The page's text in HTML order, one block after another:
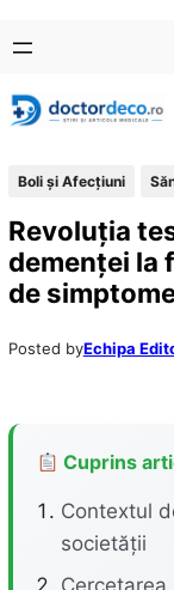
conținut
content
Boli și Afecțiuni
Revoluția
demenței la
de
Posted byEchipa
Cuprins
Contextul
societății